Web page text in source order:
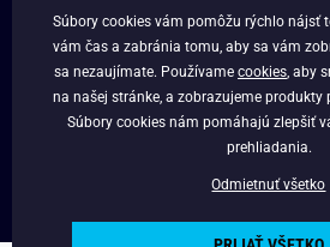
O NÁS
VERNOSTNÝ PROGRAM
BLOG
Súbory cookies vám pomôžu rýchlo nájsť
vám čas a zabránia tomu, aby sa vám
sa nezaujímate. Používame cookies , aby
na našej stránke, a zobrazujeme produkty
Súbory cookies nám pomáhajú zlepšiť
prehliadania.
Odmietnuť všetko